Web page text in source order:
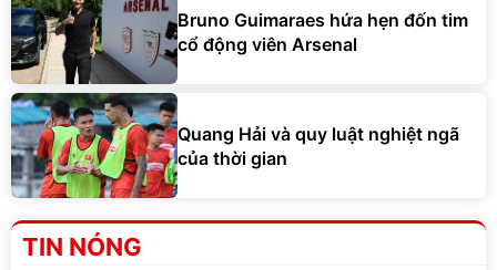
Bruno Guimaraes hứa hẹn đốn tim
cổ động viên Arsenal
Quang Hải và quy luật nghiệt ngã
của thời gian
TIN NÓNG